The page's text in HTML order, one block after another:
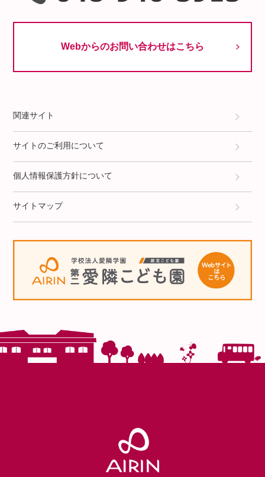
Webからのお問い合わせはこちら
関連サイト
サイトのご利用について
個人情報保護方針について
サイトマップ